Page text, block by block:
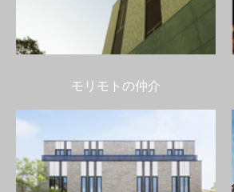
モリモトの仲介